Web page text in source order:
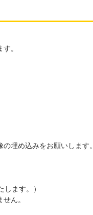
。
埋め込みをお願いします。
します。）
ん。